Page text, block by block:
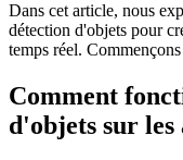
Dans cet article, nous
détection d'objets pour
temps réel.
Comment
d'objets sur